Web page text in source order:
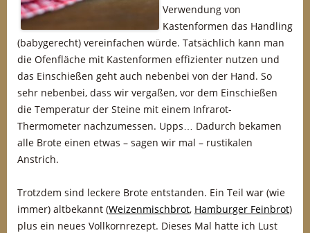
Verwendung von
Kastenformen das Handling
(babygerecht) vereinfachen würde. Tatsächlich kann man
die Ofenfläche mit Kastenformen effizienter nutzen und
das Einschießen geht auch nebenbei von der Hand. So
sehr nebenbei, dass wir vergaßen, vor dem Einschießen
die Temperatur der Steine mit einem Infrarot-
Thermometer nachzumessen. Upps… Dadurch bekamen
alle Brote einen etwas – sagen wir mal – rustikalen
Anstrich.
Trotzdem sind leckere Brote entstanden. Ein Teil war (wie
immer) altbekannt (Weizenmischbrot, Hamburger Feinbrot)
plus ein neues Vollkornrezept. Dieses Mal hatte ich Lust